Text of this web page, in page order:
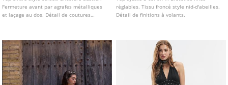
Fermeture avant par agrafes métalliques
et laçage au dos. Détail de coutures
réglables. Tissu froncé style nid-d'abeilles.
Détail de finitions à volants.